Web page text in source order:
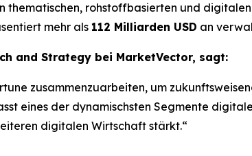
thematischen, rohstoffbasierten und
mehr als 112 Milliarden USD an
and Strategy bei MarketVector, sagt:
zusammenzuarbeiten, um
eines der dynamischsten Segmente
digitalen Wirtschaft stärkt.“